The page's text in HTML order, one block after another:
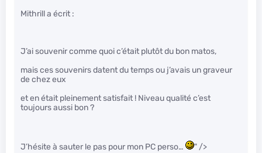
Mithrill a écrit :
J’ai souvenir comme quoi c’était plutôt du bon matos,
mais ces souvenirs datent du temps ou j’avais un graveur
de chez eux
et en était pleinement satisfait ! Niveau qualité c’est
toujours aussi bon ?
J’hésite à sauter le pas pour mon PC perso… " />